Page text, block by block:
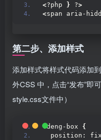
<?php } ?>
<span aria-
第二步、添加样式
添加样式将样式代码添
外CSS 中，点击“发布”即
style.css文件中）
.deng-box {
position: